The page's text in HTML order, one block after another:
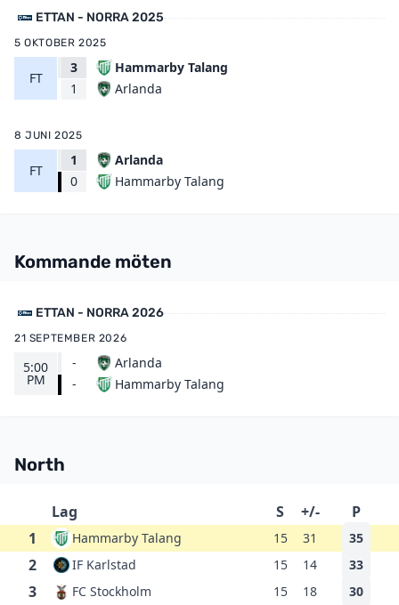
ETTAN - NORRA 2025
5 OKTOBER 2025
FT
3
1
Hammarby Talang
Arlanda
8 JUNI 2025
FT
1
0
Arlanda
Hammarby Talang
Kommande möten
ETTAN - NORRA 2026
21 SEPTEMBER 2026
5:00
PM
-
-
Arlanda
Hammarby Talang
North
Lag S +/-
P
1
Hammarby Talang 15 31 35
2 IF Karlstad 15 14 33
3 FC Stockholm 15 18 30